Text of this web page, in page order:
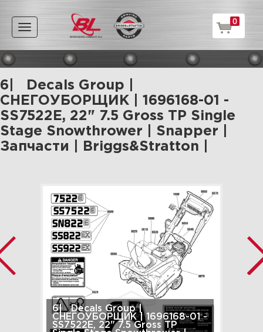
Toggle
navigation
0
6| Decals Group |
СНЕГОУБОРЩИК | 1696168-01 -
SS7522E, 22" 7.5 Gross TP Single
Stage Snowthrower | Snapper |
Запчасти | Briggs&Stratton |
6| Decals Group |
СНЕГОУБОРЩИК | 1696168-01 -
SS7522E, 22" 7.5 Gross TP